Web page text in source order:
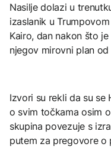
Nasilje dolazi u
izaslanik u
Kairo, dan nakon što
njegov mirovni plan od
Izvori su rekli da su
o svim točkama osim
skupina povezuje s
putem za pregovore o